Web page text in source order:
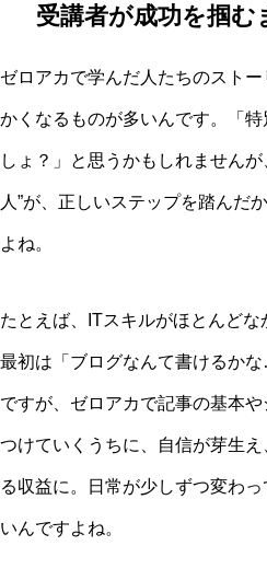
受講者が成功を掴
ゼロアカで学んだ人たちのスト
かくなるものが多いんです。「
しょ？」と思うかもしれません
人”が、正しいステップを踏んだ
よね。
たとえば、ITスキルがほとんどな
最初は「ブログなんて書けるか
ですが、ゼロアカで記事の基本
つけていくうちに、自信が芽生
る収益に。日常が少しずつ変わ
いんですよね。